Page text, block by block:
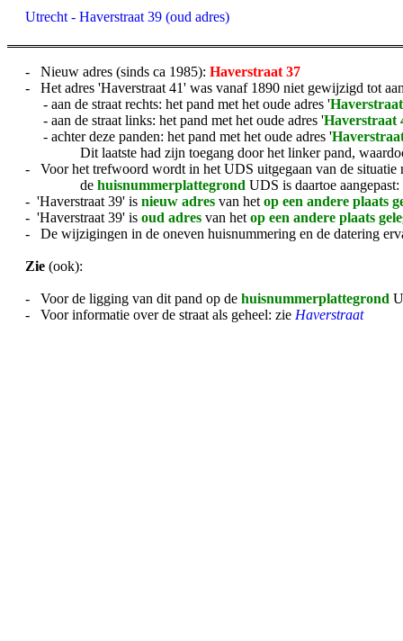
Utrecht - Haverstraat 39 (oud adres)
- Nieuw adres (sinds ca 1985): Haverstraat 37
- Het adres 'Haverstraat 41' was vanaf 1890 niet gewijzigd tot
- aan de straat rechts: het pand met het oude adres '
- aan de straat links: het pand met het oude adres 'Haverstraat
- achter deze panden: het pand met het oude adres '
Dit laatste had zijn toegang door het linker pand,
- Voor het trefwoord wordt in het UDS uitgegaan van de situatie
dehuisnummerplattegrond UDS is daartoe
- 'Haverstraat 39' is nieuw adres van het op een andere plaats
- 'Haverstraat 39' is oud adres van het op een andere plaats
- De wijzigingen in de oneven huisnummering en de datering
Zie (ook):
- Voor de ligging van dit pand op de huisnummerplattegrond
- Voor informatie over de straat als geheel: zie Haverstraat